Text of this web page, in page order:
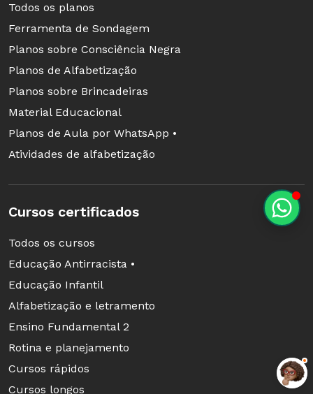
Todos os planos
Ferramenta de Sondagem
Planos sobre Consciência Negra
Planos de Alfabetização
Planos sobre Brincadeiras
Material Educacional
Planos de Aula por WhatsApp •
Atividades de alfabetização
Cursos certificados
Todos os cursos
Educação Antirracista •
Educação Infantil
Alfabetização e letramento
Ensino Fundamental 2
Rotina e planejamento
Cursos rápidos
Cursos longos